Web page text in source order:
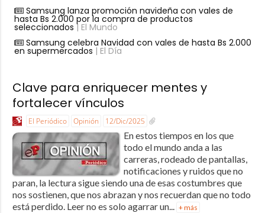
Samsung lanza promoción navideña con vales de
hasta Bs 2.000 por la compra de productos
seleccionados | El Mundo
Samsung celebra Navidad con vales de hasta Bs 2.000
en supermercados | El Día
Clave para enriquecer mentes y
fortalecer vínculos
El Periódico Opinión 12/Dic/2025
En estos tiempos en los que
todo el mundo anda a las
carreras, rodeado de pantallas,
notificaciones y ruidos que no
paran, la lectura sigue siendo una de esas costumbres que
nos sostienen, que nos abrazan y nos recuerdan que no todo
está perdido. Leer no es solo agarrar un... + más